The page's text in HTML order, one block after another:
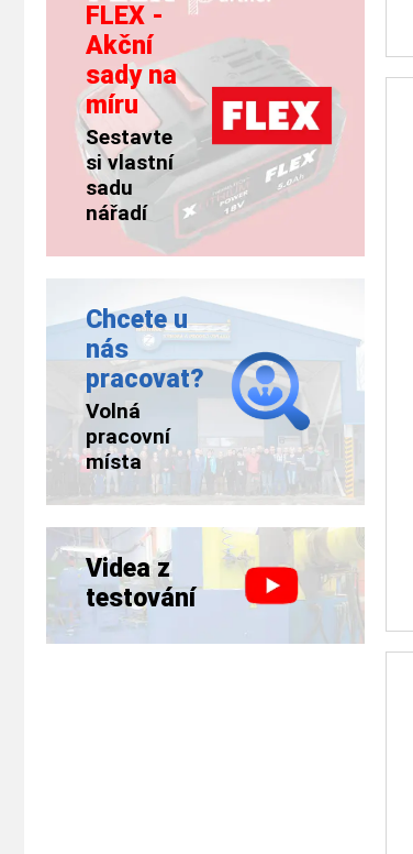
FLEX -
Akční
sady na
míru
Sestavte
si vlastní
sadu
nářadí
Chcete u
nás
pracovat?
Volná
pracovní
místa
Videa z
testování